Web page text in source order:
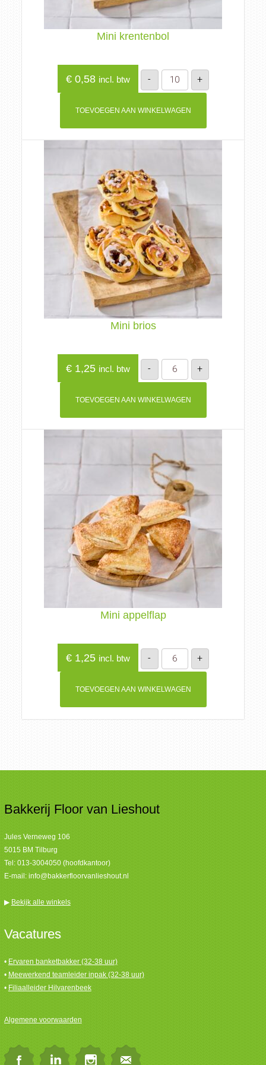
Mini krentenbol
€0,58 incl. btw -
Mini
krentenbol
aantal
+
TOEVOEGEN AAN WINKELWAGEN
Mini brios
€1,25 incl. btw -
Mini
brios
aantal
+
TOEVOEGEN AAN WINKELWAGEN
Mini appelflap
€1,25 incl. btw -
Mini
appelflap
aantal
+
TOEVOEGEN AAN WINKELWAGEN
Bakkerij Floor van Lieshout
Jules Verneweg 106
5015 BM Tilburg
Tel: 013-3004050 (hoofdkantoor)
E-mail: info@bakkerfloorvanlieshout.nl
▶ Bekijk alle winkels
Vacatures
• Ervaren banketbakker (32-38 uur)
• Meewerkend teamleider inpak (32-38 uur)
• Filiaalleider Hilvarenbeek
Algemene voorwaarden